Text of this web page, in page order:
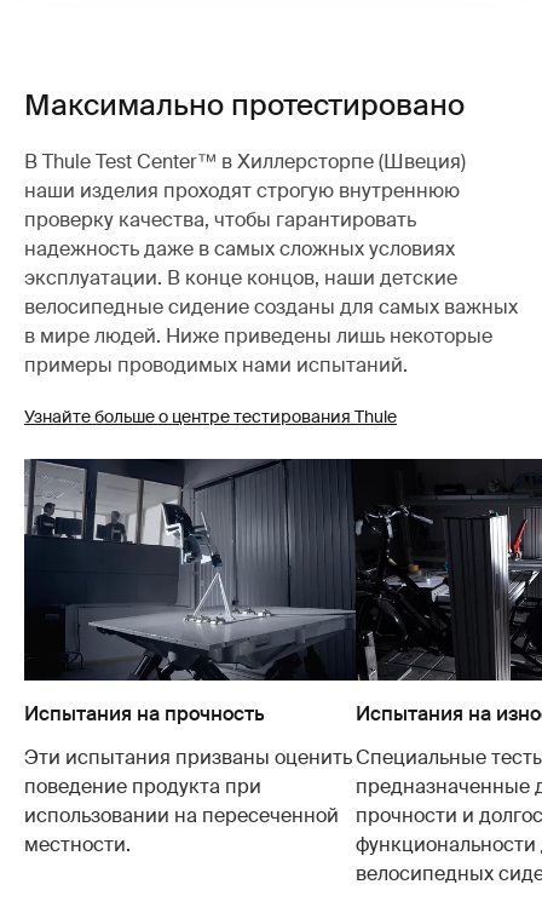
Максимально протестировано
В Thule Test Center™ в Хиллерсторпе (Швеция)
наши изделия проходят строгую внутреннюю
проверку качества, чтобы гарантировать
надежность даже в самых сложных условиях
эксплуатации. В конце концов, наши детские
велосипедные сидение созданы для самых важных
в мире людей. Ниже приведены лишь некоторые
примеры проводимых нами испытаний.
Узнайте больше о центре тестирования Thule
Испытания на прочность
Эти испытания призваны оценить
поведение продукта при
использовании на пересеченной
местности.
Испытания на
Специальные
предназначенные
прочности и
функциональности
велосипедных